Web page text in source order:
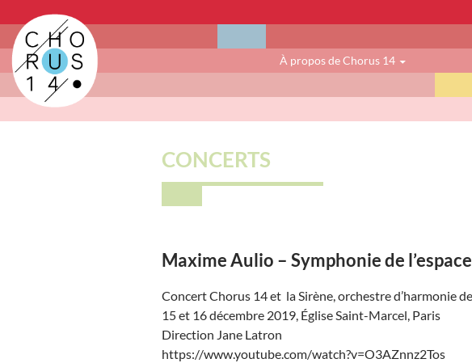
À propos de Chorus 14
CONCERTS
Maxime Aulio – Symphonie de l’espace
Concert Chorus 14 et la Sirène, orchestre d’harmonie
15 et 16 décembre 2019, Église Saint-Marcel, Paris
Direction Jane Latron
https://www.youtube.com/watch?v=O3AZnnz2Tos